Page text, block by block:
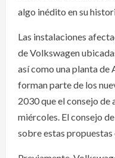
algo inédito en su
Las instalaciones
de Volkswagen
así como una planta de
forman parte de los
2030 que el consejo
miércoles. El consejo
sobre estas propuestas